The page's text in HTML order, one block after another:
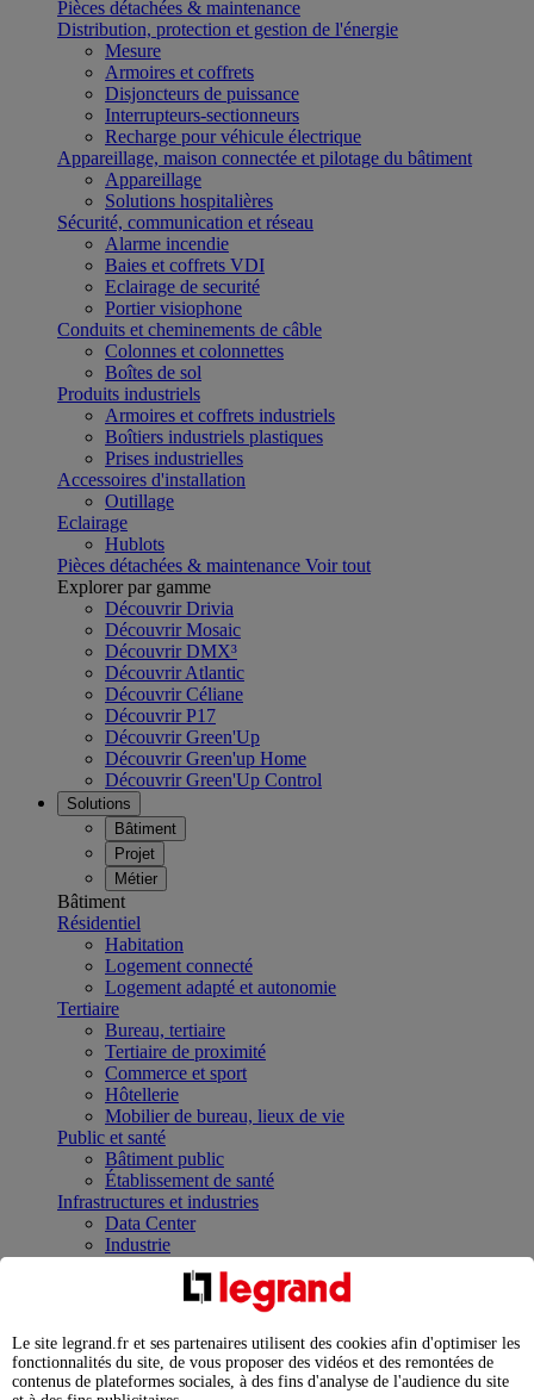
Pièces détachées & maintenance
Distribution, protection et gestion de l'énergie
Mesure
Armoires et coffrets
Disjoncteurs de puissance
Interrupteurs-sectionneurs
Recharge pour véhicule électrique
Appareillage, maison connectée et pilotage du bâtiment
Appareillage
Solutions hospitalières
Sécurité, communication et réseau
Alarme incendie
Baies et coffrets VDI
Eclairage de securité
Portier visiophone
Conduits et cheminements de câble
Colonnes et colonnettes
Boîtes de sol
Produits industriels
Armoires et coffrets industriels
Boîtiers industriels plastiques
Prises industrielles
Accessoires d'installation
Outillage
Eclairage
Hublots
Pièces détachées & maintenance Voir tout
Explorer par gamme
Découvrir Drivia
Découvrir Mosaic
Découvrir DMX³
Découvrir Atlantic
Découvrir Céliane
Découvrir P17
Découvrir Green'Up
Découvrir Green'up Home
Découvrir Green'Up Control
Solutions
Bâtiment
Projet
Métier
Bâtiment
Résidentiel
Habitation
Logement connecté
Logement adapté et autonomie
Tertiaire
Bureau, tertiaire
Tertiaire de proximité
Commerce et sport
Hôtellerie
Mobilier de bureau, lieux de vie
Public et santé
Bâtiment public
Établissement de santé
Infrastructures et industries
Data Center
Industrie
Infrastructures
Contrôler et planifier le fonctionnement des appareils
Répartir et optimiser son tableau électrique
Legrand Data Center Solutions : concentrer les
expertises au service de vos performances
Le site legrand.fr et ses partenaires utilisent des cookies afin d'optimiser les
fonctionnalités du site, de vous proposer des vidéos et des remontées de
contenus de plateformes sociales, à des fins d'analyse de l'audience du site